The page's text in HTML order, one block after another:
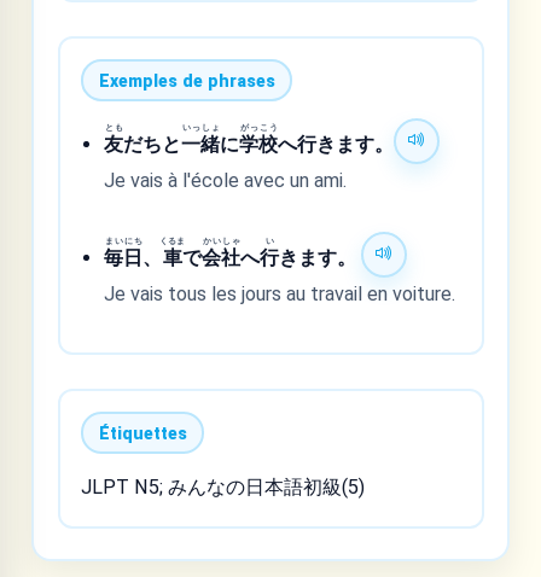
Exemples de phrases
友
とも
だちと一緒
いっしょ
に学校
がっこう
へ行きます。
Je vais à l'école avec un ami.
毎日
まいにち
、 車
くるま
で会社
かいしゃ
へ行
い
きます。
Je vais tous les jours au travail en voiture.
Étiquettes
JLPT N5; みんなの日本語初級(5)